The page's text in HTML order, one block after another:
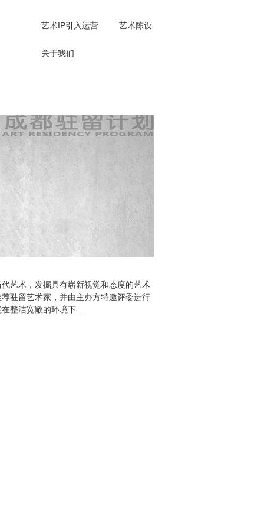
艺术IP引入运营 艺术陈设
关于我们
艺术，发掘具有崭新视觉和态度的艺术
驻留艺术家，并由主办方特邀评委进行
整洁宽敞的环境下...